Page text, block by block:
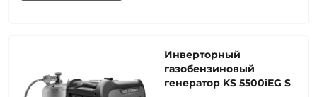
Инверторный
газобензиновый
генератор KS 5500iEG S